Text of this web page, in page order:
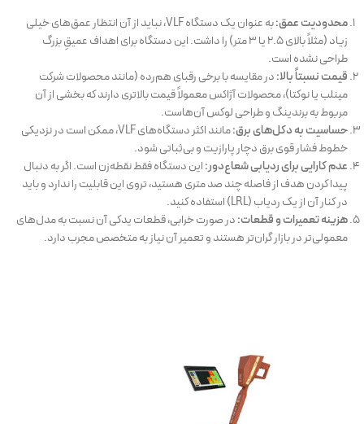
محدودیت عمق:
به عنوان یک دستگاه VLF، نباید از آن انتظار عمق‌های خیلی
زیاد (مثلاً بالای ۲.۵ یا ۳ متر) را داشت. این دستگاه برای اهداف عمیقِ بزرگ
طراحی نشده است.
قیمت نسبتاً بالا:در مقایسه با برخی رقبای هم‌رده (مانند محصولات شرکت
مینلب یا نوکتا)، محصولات آژاکس معمولاً قیمت بالاتری دارند که بخشی از آن
مربوط به برندینگ و طراحی لوکس آن‌هاست.
حساسیت به دکل‌های برق:
مانند اکثر دستگاه‌های VLF، ممکن است در نزدیکی
خطوط فشار قوی برق دچار پارازیت و بی‌ثباتی شود.
عدم کارایی برای ردیابی شعاع‌دور:این دستگاه فقط نقطه‌زن است. اگر به دنبال
پیدا کردن هدف از فاصله چند صد متری هستید، تروی این قابلیت را ندارد و باید
در کنار آن از یک ردیاب (LRL) استفاده کنید.
هزینه تعمیرات و قطعات:در صورت خرابی، قطعات یدکی آن نسبت به مدل‌های
معمولی‌تر در بازار گران‌تر هستند و تعمیر آن نیاز به متخصص مجرب دارد.